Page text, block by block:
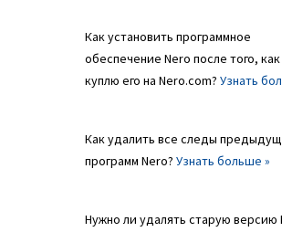
Как установить программное
обеспечение Nero после того, как
куплю его на Nero.com? Узнать
Как удалить все следы
программ Nero? Узнать больше »
Нужно ли удалять старую версию